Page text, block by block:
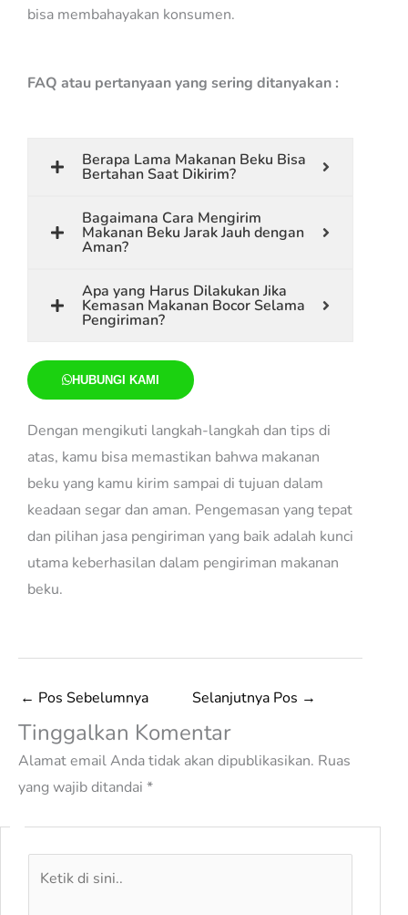
bisa membahayakan konsumen.
FAQ atau pertanyaan yang sering ditanyakan :
Berapa Lama Makanan Beku Bisa
Bertahan Saat Dikirim?
Bagaimana Cara Mengirim
Makanan Beku Jarak Jauh dengan
Aman?
Apa yang Harus Dilakukan Jika
Kemasan Makanan Bocor Selama
Pengiriman?
HUBUNGI KAMI
Dengan mengikuti langkah-langkah dan tips di
atas, kamu bisa memastikan bahwa makanan
beku yang kamu kirim sampai di tujuan dalam
keadaan segar dan aman. Pengemasan yang tepat
dan pilihan jasa pengiriman yang baik adalah kunci
utama keberhasilan dalam pengiriman makanan
beku.
← Pos Sebelumnya Selanjutnya Pos →
Tinggalkan Komentar
Alamat email Anda tidak akan dipublikasikan. Ruas
yang wajib ditandai *